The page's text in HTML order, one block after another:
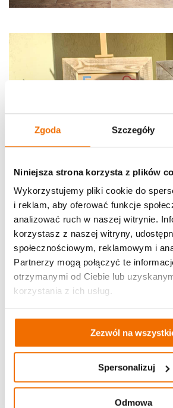
Zgoda Szczegóły
Niniejsza strona korzysta z plików
Wykorzystujemy pliki cookie do
i reklam, aby oferować funkcje
analizować ruch w naszej witrynie.
korzystasz z naszej witryny,
społecznościowym, reklamowym i
Partnerzy mogą połączyć te
otrzymanymi od Ciebie lub
korzystania z ich usług.
Zezwól na
Spersonalizuj
Odmowa